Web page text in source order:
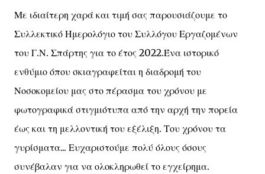
Με ιδιαίτερη χαρά και τιμή σας παρουσιάζουμε το
Συλλεκτικό Ημερολόγιο του Συλλόγου Εργαζομένων
του Γ.Ν. Σπάρτης για το έτος 2022.Ένα ιστορικό
ενθύμιο όπου σκιαγραφείται η διαδρομή του
Νοσοκομείου μας στο πέρασμα του χρόνου με
φωτογραφικά στιγμιότυπα από την αρχή την πορεία
έως και τη μελλοντική του εξέλιξη. Του χρόνου τα
γυρίσματα... Ευχαριστούμε πολύ όλους όσους
συνέβαλαν για να ολοκληρωθεί το εγχείρημα.